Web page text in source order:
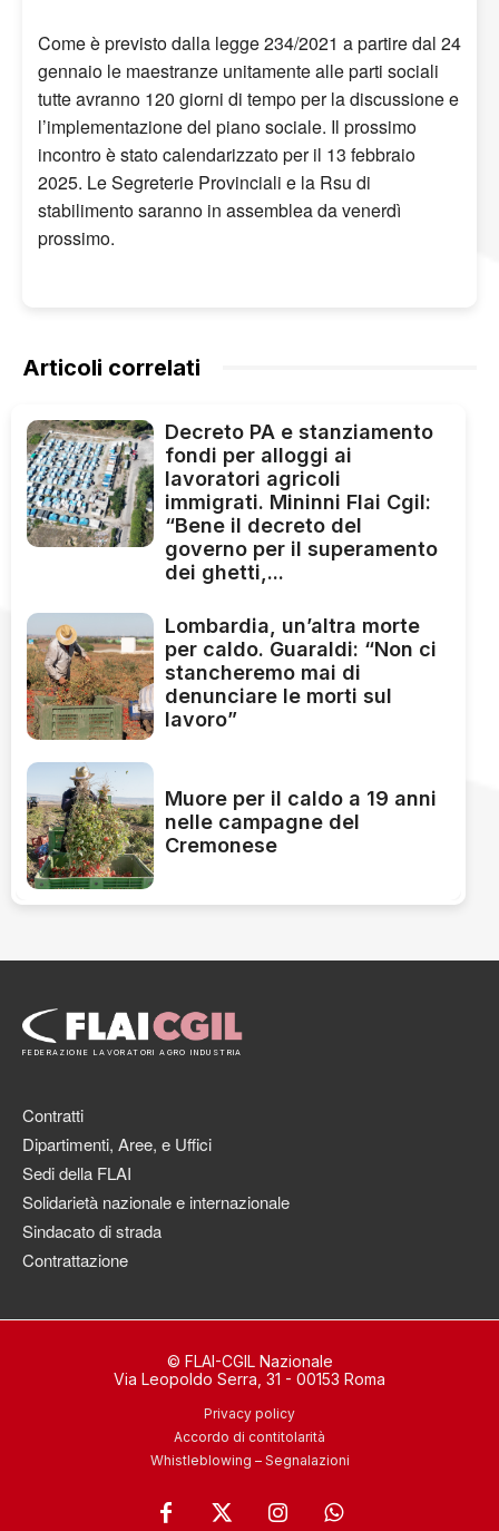
Come è previsto dalla legge 234/2021 a partire dal 24
gennaio le maestranze unitamente alle parti sociali
tutte avranno 120 giorni di tempo per la discussione e
l’implementazione del piano sociale. Il prossimo
incontro è stato calendarizzato per il 13 febbraio
2025. Le Segreterie Provinciali e la Rsu di
stabilimento saranno in assemblea da venerdì
prossimo.
Articoli correlati
Decreto PA e stanziamento
fondi per alloggi ai
lavoratori agricoli
immigrati. Mininni Flai Cgil:
“Bene il decreto del
governo per il superamento
dei ghetti,...
Lombardia, un’altra morte
per caldo. Guaraldi: “Non ci
stancheremo mai di
denunciare le morti sul
lavoro”
Muore per il caldo a 19 anni
nelle campagne del
Cremonese
FEDERAZIONE LAVORATORI AGRO INDUSTRIA
Contratti
Dipartimenti, Aree, e Uffici
Sedi della FLAI
Solidarietà nazionale e internazionale
Sindacato di strada
Contrattazione
© FLAI-CGIL Nazionale
Via Leopoldo Serra, 31 - 00153 Roma
Privacy policy
Accordo di contitolarità
Whistleblowing – Segnalazioni